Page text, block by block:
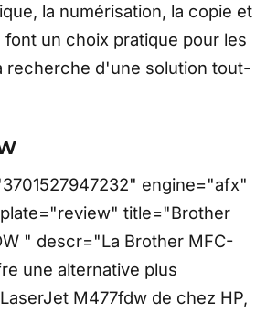
la numérisation, la copie et
font un choix pratique pour les
recherche d'une solution tout-
engine="afx"
title="Brother
" descr="La Brother MFC-
une alternative plus
M477fdw de chez HP,